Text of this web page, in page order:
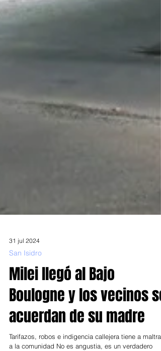
San Isidro